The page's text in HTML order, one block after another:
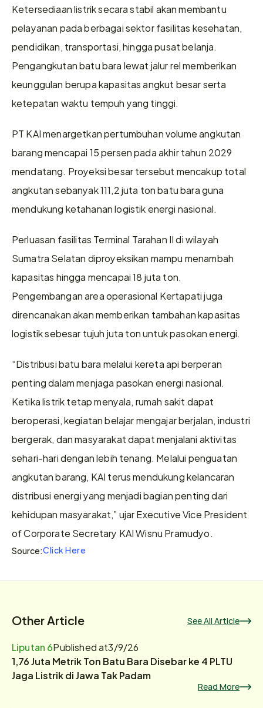
Ketersediaan listrik secara stabil akan membantu
pelayanan pada berbagai sektor fasilitas kesehatan,
pendidikan, transportasi, hingga pusat belanja.
Pengangkutan batu bara lewat jalur rel memberikan
keunggulan berupa kapasitas angkut besar serta
ketepatan waktu tempuh yang tinggi.
PT KAI menargetkan pertumbuhan volume angkutan
barang mencapai 15 persen pada akhir tahun 2029
mendatang. Proyeksi besar tersebut mencakup total
angkutan sebanyak 111,2 juta ton batu bara guna
mendukung ketahanan logistik energi nasional.
Perluasan fasilitas Terminal Tarahan II di wilayah
Sumatra Selatan diproyeksikan mampu menambah
kapasitas hingga mencapai 18 juta ton.
Pengembangan area operasional Kertapati juga
direncanakan akan memberikan tambahan kapasitas
logistik sebesar tujuh juta ton untuk pasokan energi.
“Distribusi batu bara melalui kereta api berperan
penting dalam menjaga pasokan energi nasional.
Ketika listrik tetap menyala, rumah sakit dapat
beroperasi, kegiatan belajar mengajar berjalan, industri
bergerak, dan masyarakat dapat menjalani aktivitas
sehari-hari dengan lebih tenang. Melalui penguatan
angkutan barang, KAI terus mendukung kelancaran
distribusi energi yang menjadi bagian penting dari
kehidupan masyarakat,” ujar Executive Vice President
of Corporate Secretary KAI Wisnu Pramudyo.
Source:Click Here
Other Article See All Article
Liputan 6Published at3/9/26
1,76 Juta Metrik Ton Batu Bara Disebar ke 4 PLTU
Jaga Listrik di Jawa Tak Padam
Read More